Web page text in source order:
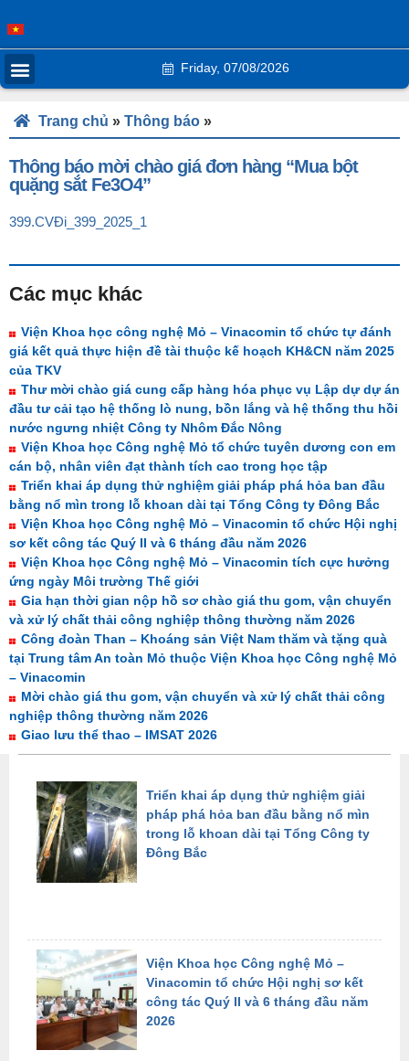
Friday, 07/08/2026
Trang chủ » Thông báo »
Thông báo mời chào giá đơn hàng “Mua bột
quặng sắt Fe3O4”
399.CVĐi_399_2025_1
Các mục khác
Viện Khoa học công nghệ Mỏ – Vinacomin tổ chức tự đánh
giá kết quả thực hiện đề tài thuộc kế hoạch KH&CN năm 2025
của TKV
Thư mời chào giá cung cấp hàng hóa phục vụ Lập dự dự án
đầu tư cải tạo hệ thống lò nung, bồn lắng và hệ thống thu hồi
nước ngưng nhiệt Công ty Nhôm Đắc Nông
Viện Khoa học Công nghệ Mỏ tổ chức tuyên dương con em
cán bộ, nhân viên đạt thành tích cao trong học tập
Triển khai áp dụng thử nghiệm giải pháp phá hỏa ban đầu
bằng nổ mìn trong lỗ khoan dài tại Tổng Công ty Đông Bắc
Viện Khoa học Công nghệ Mỏ – Vinacomin tổ chức Hội nghị
sơ kết công tác Quý II và 6 tháng đầu năm 2026
Viện Khoa học Công nghệ Mỏ – Vinacomin tích cực hưởng
ứng ngày Môi trường Thế giới
Gia hạn thời gian nộp hồ sơ chào giá thu gom, vận chuyển
và xử lý chất thải công nghiệp thông thường năm 2026
Công đoàn Than – Khoáng sản Việt Nam thăm và tặng quà
tại Trung tâm An toàn Mỏ thuộc Viện Khoa học Công nghệ Mỏ
– Vinacomin
Mời chào giá thu gom, vận chuyển và xử lý chất thải công
nghiệp thông thường năm 2026
Giao lưu thể thao – IMSAT 2026
Triển khai áp dụng thử nghiệm giải
pháp phá hỏa ban đầu bằng nổ mìn
trong lỗ khoan dài tại Tổng Công ty
Đông Bắc
Viện Khoa học Công nghệ Mỏ –
Vinacomin tổ chức Hội nghị sơ kết
công tác Quý II và 6 tháng đầu năm
2026